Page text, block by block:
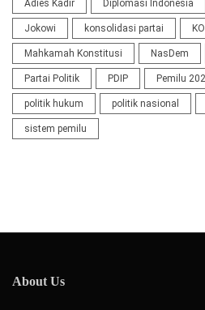
Adies Kadir Diplomasi Indonesia
Jokowi konsolidasi partai
Mahkamah Konstitusi NasDem
Partai Politik PDIP Pemilu
politik hukum politik nasional
sistem pemilu
About Us